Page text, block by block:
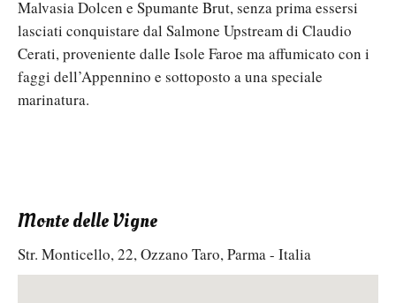
Malvasia Dolcen e Spumante Brut, senza prima essersi
lasciati conquistare dal Salmone Upstream di Claudio
Cerati, proveniente dalle Isole Faroe ma affumicato con i
faggi dell’Appennino e sottoposto a una speciale
marinatura.
Monte delle Vigne
Str. Monticello, 22, Ozzano Taro, Parma - Italia